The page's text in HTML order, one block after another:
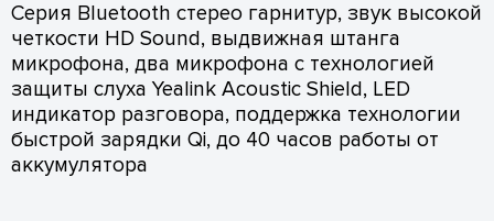
Серия Bluetooth стерео гарнитур, звук высокой
четкости HD Sound, выдвижная штанга
микрофона, два микрофона с технологией
защиты слуха Yealink Acoustic Shield, LED
индикатор разговора, поддержка технологии
быстрой зарядки Qi, до 40 часов работы от
аккумулятора